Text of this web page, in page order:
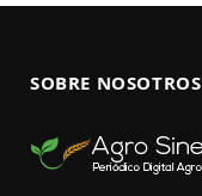
SOBRE NOSOTROS